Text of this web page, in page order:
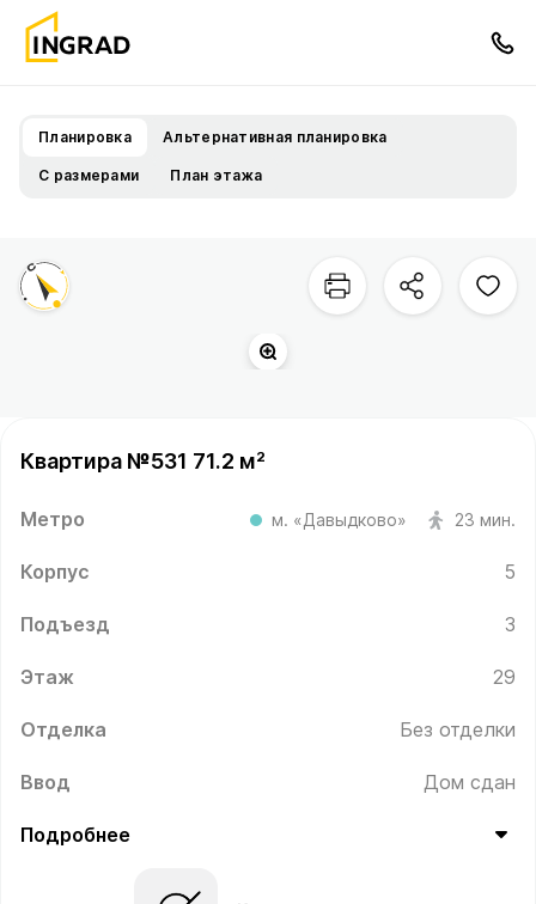
Планировка Альтернативная планировка
С размерами План этажа
Квартира №531 71.2 м²
Метро м. «Давыдково» 23 мин.
Корпус 5
Подъезд 3
Этаж 29
Отделка Без отделки
Ввод Дом сдан
Подробнее